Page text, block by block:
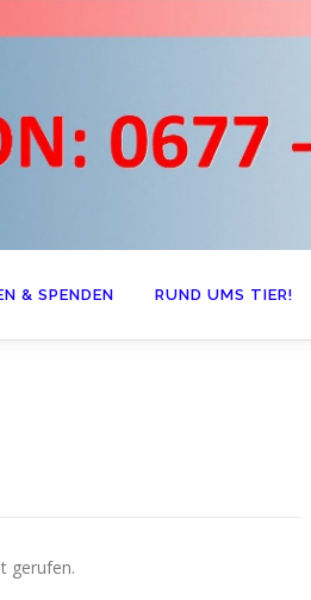
& SPENDEN RUND UMS TIER!
gerufen.